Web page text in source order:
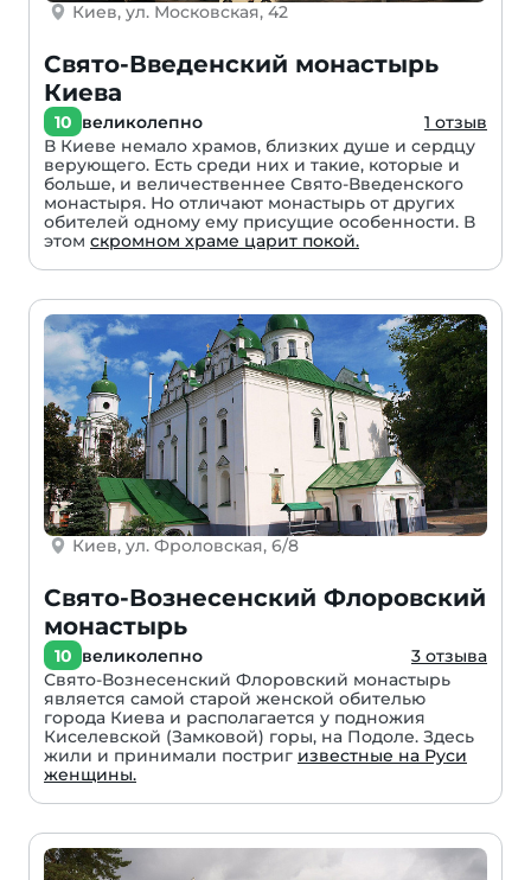
Киев, ул. Московская, 42
Свято-Введенский монастырь
Киева
10 великолепно
1 отзыв
В Киеве немало храмов, близких душе и сердцу
верующего. Есть среди них и такие, которые и
больше, и величественнее Свято-Введенского
монастыря. Но отличают монастырь от других
обителей одному ему присущие особенности. В
этом скромном храме царит покой.
Киев, ул. Фроловская, 6/8
Свято-Вознесенский Флоровский
монастырь
10 великолепно
3 отзыва
Свято-Вознесенский Флоровский монастырь
является самой старой женской обителью
города Киева и располагается у подножия
Киселевской (Замковой) горы, на Подоле. Здесь
жили и принимали постриг известные на Руси
женщины.